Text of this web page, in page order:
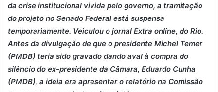
da crise institucional vivida pelo governo, a tramitação
do projeto no Senado Federal está suspensa
temporariamente. Veiculou o jornal Extra online, do Rio.
Antes da divulgação de que o presidente Michel Temer
(PMDB) teria sido gravado dando aval à compra do
silêncio do ex-presidente da Câmara, Eduardo Cunha
(PMDB), a ideia era apresentar o relatório na Comissão